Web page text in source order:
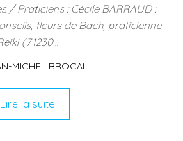
/ Praticiens : Cécile BARRAUD :
fleurs de Bach, praticienne
(71230…
MICHEL BROCAL
Lire la suite